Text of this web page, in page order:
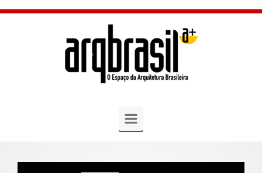
Skip to main content